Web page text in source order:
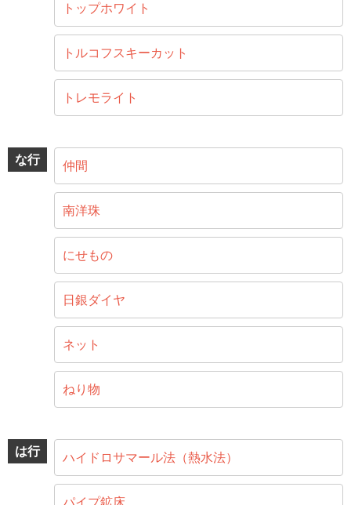
トップホワイト
トルコフスキーカット
トレモライト
な行 仲間
南洋珠
にせもの
日銀ダイヤ
ネット
ねり物
は行 ハイドロサマール法（熱水法）
パイプ鉱床